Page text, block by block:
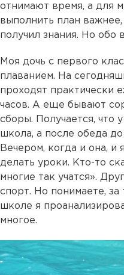
отнимают время, а для
выполнить план
получил знания. Но обо
Моя дочь с первого
плаванием. На
проходят практически
часов. А еще бывают
сборы. Получается, что
школа, а после обеда
Вечером, когда и она,
делать уроки. Кто-то
многие так учатся».
спорт. Но понимаете, за
школе я
многое.